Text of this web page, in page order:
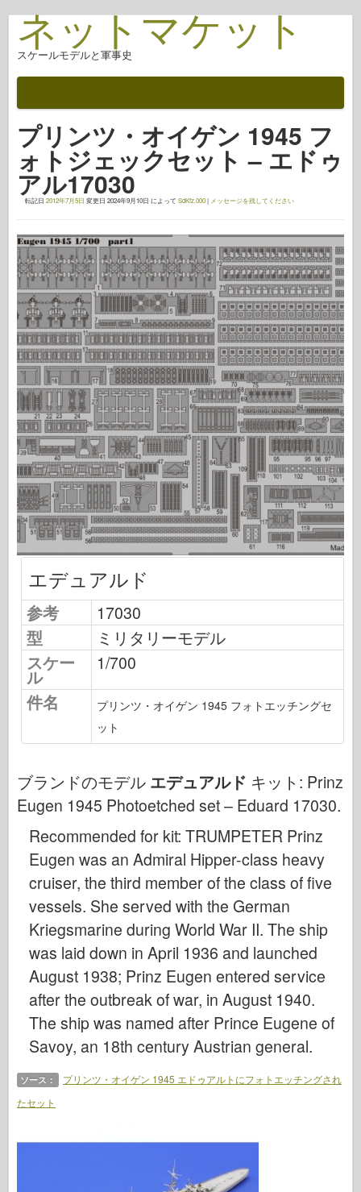
ネットマケット
スケールモデルと軍事史
戦いの後
AFV武器
アライド軸
アーマーフォトギャラリー
コンコード
ナットとボルト
新しいヴァンガード
オスプレイモデリング
オスプレイ出版
飛行隊信号
タンクパワー
トラックとタンク
武装-アーセナル
ウィドウニクツー・ムシタ
マケット
アカデミー
エースモデル
AFVクラブ
エアフィックス
空軍
AZモデル
ブロンコ
サイバーホビー
ドラゴン
エデュアルド
E.T. モデル
ファインモールド
武勇の勢力
フリルモデル
ハセガワ
エレール
IBGモデル
Icm
伝説
タミヤ
プリンツ・オイゲン 1945 フ
ォトジェックセット – エドゥ
アル17030
転記日 2012年7月5日 変更日 2024年9月10日 によって SdKfz.000| メッセージを残してください
エデュアルド
参考
17030
型
ミリタリーモデル
スケー
ル
1/700
件名
プリンツ・オイゲン 1945 フォトエッチングセ
ット
ブランドのモデル エデュアルド キット: Prinz
Eugen 1945 Photoetched set – Eduard 17030.
Recommended for kit: TRUMPETER Prinz
Eugen was an Admiral Hipper-class heavy
cruiser, the third member of the class of five
vessels. She served with the German
Kriegsmarine during World War II. The ship
was laid down in April 1936 and launched
August 1938; Prinz Eugen entered service
after the outbreak of war, in August 1940.
The ship was named after Prince Eugene of
Savoy, an 18th century Austrian general.
ソース：
プリンツ・オイゲン 1945 エドゥアルトにフォトエッチングされ
たセット